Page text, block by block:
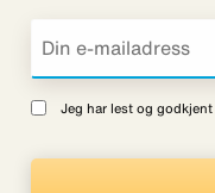
Jeg har lest og godkjent